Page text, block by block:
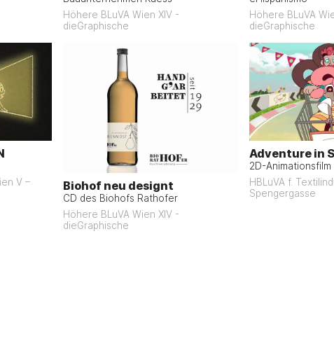
Höhere BLuVA Wien XIV -
dieGraphische
Höhere BLuVA
dieGraphische
V –
Biohof neu designt
CD des Biohofs Rathofer
Höhere BLuVA Wien XIV -
dieGraphische
Adventure in
2D-Animationsfilm
HBLuVA f.
Spengergasse